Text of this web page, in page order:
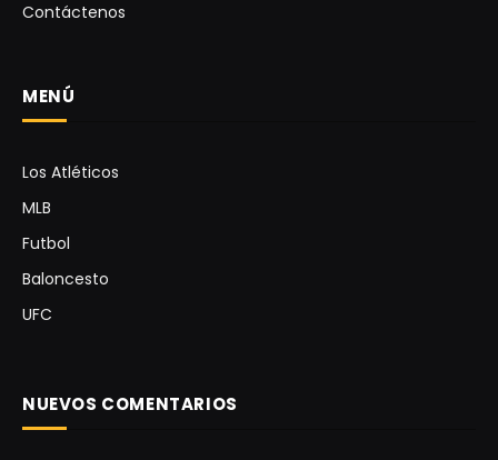
Contáctenos
MENÚ
Los Atléticos
MLB
Futbol
Baloncesto
UFC
NUEVOS COMENTARIOS